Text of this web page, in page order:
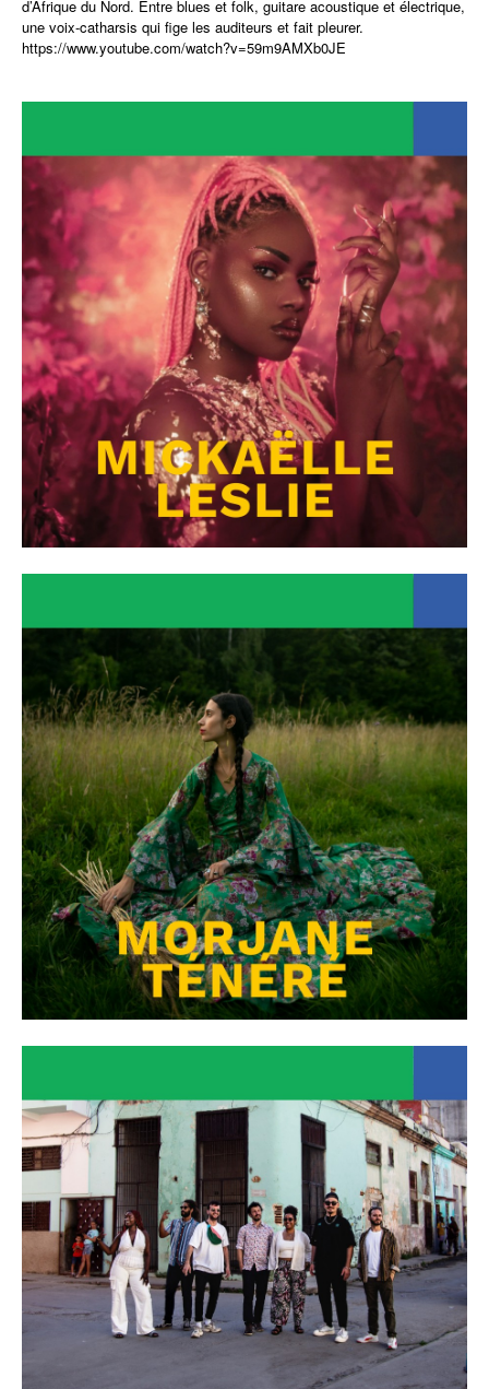
d’Afrique du Nord. Entre blues et folk, guitare acoustique et électrique,
une voix-catharsis qui fige les auditeurs et fait pleurer.
https://www.youtube.com/watch?v=59m9AMXb0JE